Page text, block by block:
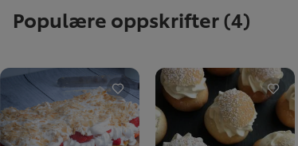
Populære oppskrifter(4)